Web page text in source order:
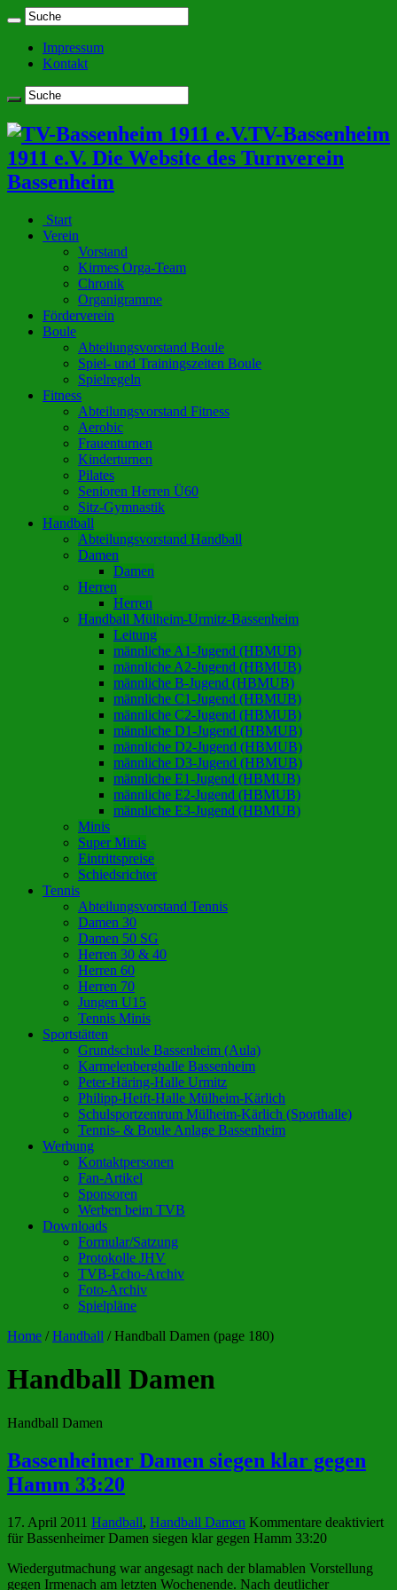
Impressum
Kontakt
TV-Bassenheim
1911 e.V. Die Website des Turnverein
Bassenheim
Start
Verein
Vorstand
Kirmes Orga-Team
Chronik
Organigramme
Förderverein
Boule
Abteilungsvorstand Boule
Spiel- und Trainingszeiten Boule
Spielregeln
Fitness
Abteilungsvorstand Fitness
Aerobic
Frauenturnen
Kinderturnen
Pilates
Senioren Herren Ü60
Sitz-Gymnastik
Handball
Abteilungsvorstand Handball
Damen
Damen
Herren
Herren
Handball Mülheim-Urmitz-Bassenheim
Leitung
männliche A1-Jugend (HBMUB)
männliche A2-Jugend (HBMUB)
männliche B-Jugend (HBMUB)
männliche C1-Jugend (HBMUB)
männliche C2-Jugend (HBMUB)
männliche D1-Jugend (HBMUB)
männliche D2-Jugend (HBMUB)
männliche D3-Jugend (HBMUB)
männliche E1-Jugend (HBMUB)
männliche E2-Jugend (HBMUB)
männliche E3-Jugend (HBMUB)
Minis
Super Minis
Eintrittspreise
Schiedsrichter
Tennis
Abteilungsvorstand Tennis
Damen 30
Damen 50 SG
Herren 30 & 40
Herren 60
Herren 70
Jungen U15
Tennis Minis
Sportstätten
Grundschule Bassenheim (Aula)
Karmelenberghalle Bassenheim
Peter-Häring-Halle Urmitz
Philipp-Heift-Halle Mülheim-Kärlich
Schulsportzentrum Mülheim-Kärlich (Sporthalle)
Tennis- & Boule Anlage Bassenheim
Werbung
Kontaktpersonen
Fan-Artikel
Sponsoren
Werben beim TVB
Downloads
Formular/Satzung
Protokolle JHV
TVB-Echo-Archiv
Foto-Archiv
Spielpläne
Home / Handball / Handball Damen (page 180)
Handball Damen
Handball Damen
Bassenheimer Damen siegen klar gegen
Hamm 33:20
17. April 2011 Handball, Handball Damen Kommentare deaktiviert
für Bassenheimer Damen siegen klar gegen Hamm 33:20
Wiedergutmachung war angesagt nach der blamablen Vorstellung
gegen Irmenach am letzten Wochenende. Nach deutlicher